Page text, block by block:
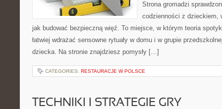
Strona gromadzi
codzienności z dzieckiem,
jak budować bezpieczną więź. To miejsce, w którym teoria
łatwiej wdrażać sensowne rytuały w domu i w grupie
dziecka. Na stronie znajdziesz pomysły […]
CATEGORIES: RESTAURACJE W POLSCE
TECHNIKI I STRATEGIE GRY